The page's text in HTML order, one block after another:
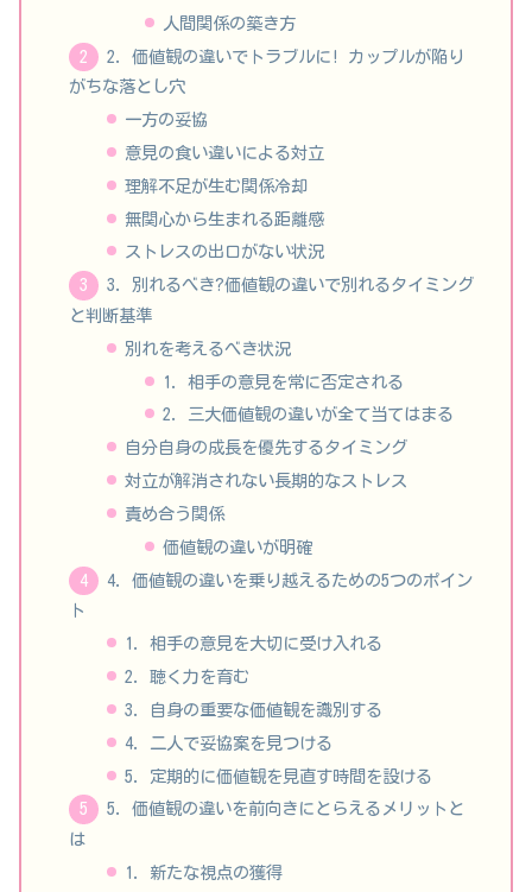
人間関係の築き方
2. 価値観の違いでトラブルに! カップルが陥り
がちな落とし穴
一方の妥協
意見の食い違いによる対立
理解不足が生む関係冷却
無関心から生まれる距離感
ストレスの出口がない状況
3. 別れるべき?価値観の違いで別れるタイミング
と判断基準
別れを考えるべき状況
1. 相手の意見を常に否定される
2. 三大価値観の違いが全て当てはまる
自分自身の成長を優先するタイミング
対立が解消されない長期的なストレス
責め合う関係
価値観の違いが明確
4. 価値観の違いを乗り越えるための5つのポイン
ト
1. 相手の意見を大切に受け入れる
2. 聴く力を育む
3. 自身の重要な価値観を識別する
4. 二人で妥協案を見つける
5. 定期的に価値観を見直す時間を設ける
5. 価値観の違いを前向きにとらえるメリットと
は
1. 新たな視点の獲得